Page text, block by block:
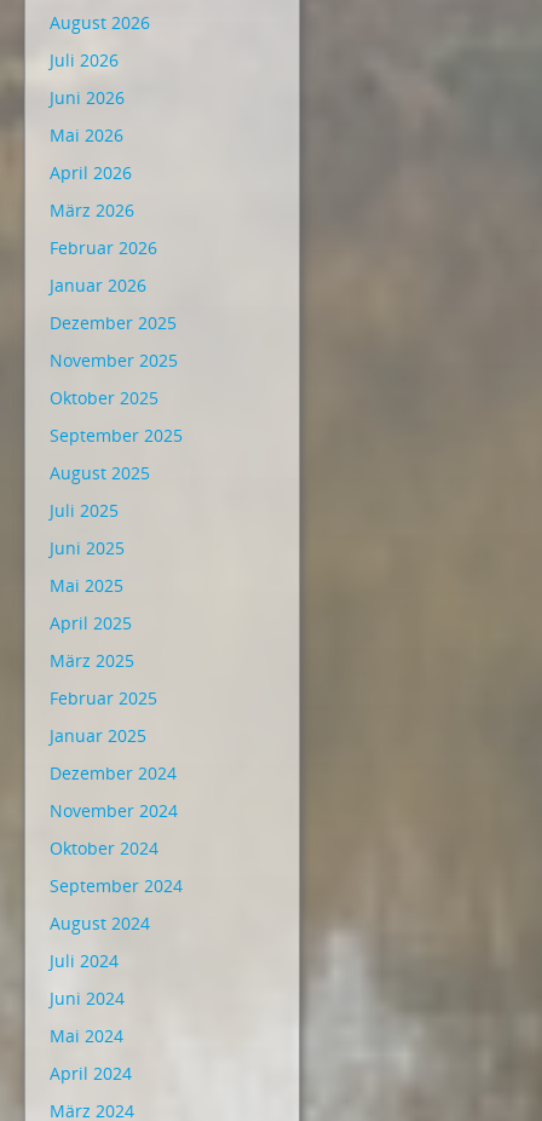
August 2026
Juli 2026
Juni 2026
Mai 2026
April 2026
März 2026
Februar 2026
Januar 2026
Dezember 2025
November 2025
Oktober 2025
September 2025
August 2025
Juli 2025
Juni 2025
Mai 2025
April 2025
März 2025
Februar 2025
Januar 2025
Dezember 2024
November 2024
Oktober 2024
September 2024
August 2024
Juli 2024
Juni 2024
Mai 2024
April 2024
März 2024